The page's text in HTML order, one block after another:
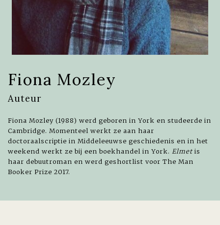
Fiona Mozley
Auteur
Fiona Mozley (1988) werd geboren in York en studeerde in
Cambridge. Momenteel werkt ze aan haar
doctoraalscriptie in Middeleeuwse geschiedenis en in het
weekend werkt ze bij een boekhandel in York. Elmetis
haar debuutroman en werd geshortlist voor The Man
Booker Prize 2017.